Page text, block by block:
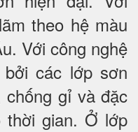
theo hệ màu
Với công nghệ
các lớp sơn
chống gỉ và đặc
thời gian. Ở lớp